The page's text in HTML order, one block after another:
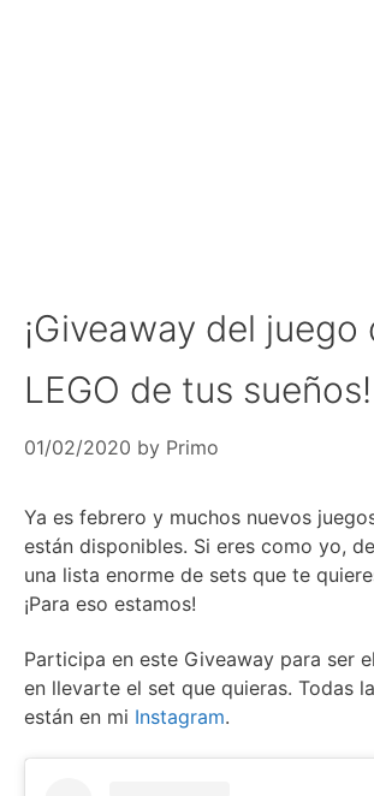
¡Giveaway del juego
LEGO de tus sueños!
01/02/2020 by Primo
Ya es febrero y muchos nuevos
están disponibles. Si eres como yo,
una lista enorme de sets que te
¡Para eso estamos!
Participa en este Giveaway para ser
en llevarte el set que quieras. Todas
están en mi Instagram.